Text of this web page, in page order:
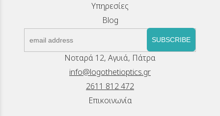
Υπηρεσίες
Blog
SUBSCRIBE
Νοταρά 12, Αγυιά, Πάτρα
info@logothetioptics.gr
2611 812 472
Επικοινωνία